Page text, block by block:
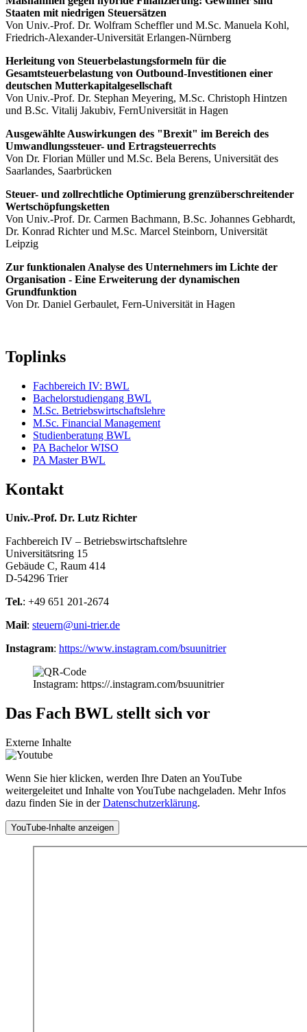
Staaten mit niedrigen Steuersätzen
Von Univ.-Prof. Dr. Wolfram Scheffler und M.Sc. Manuela Kohl,
Friedrich-Alexander-Universität Erlangen-Nürnberg
Herleitung von Steuerbelastungsformeln für die
Gesamtsteuerbelastung von Outbound-Investitionen einer
deutschen Mutterkapitalgesellschaft
Von Univ.-Prof. Dr. Stephan Meyering, M.Sc. Christoph Hintzen
und B.Sc. Vitalij Jakubiv, FernUniversität in Hagen
Ausgewählte Auswirkungen des "Brexit" im Bereich des
Umwandlungssteuer- und Ertragsteuerrechts
Von Dr. Florian Müller und M.Sc. Bela Berens, Universität des
Saarlandes, Saarbrücken
Steuer- und zollrechtliche Optimierung grenzüberschreitender
Wertschöpfungsketten
Von Univ.-Prof. Dr. Carmen Bachmann, B.Sc. Johannes Gebhardt,
Dr. Konrad Richter und M.Sc. Marcel Steinborn, Universität
Leipzig
Zur funktionalen Analyse des Unternehmers im Lichte der
Organisation - Eine Erweiterung der dynamischen
Grundfunktion
Von Dr. Daniel Gerbaulet, Fern-Universität in Hagen
Toplinks
Fachbereich IV: BWL
Bachelorstudiengang BWL
M.Sc. Betriebswirtschaftslehre
M.Sc. Financial Management
Studienberatung BWL
PA Bachelor WISO
PA Master BWL
Kontakt
Univ.-Prof. Dr. Lutz Richter
Fachbereich IV – Betriebswirtschaftslehre
Universitätsring 15
Gebäude C, Raum 414
D-54296 Trier
Tel.: +49 651 201-2674
Mail: steuern@uni-trier.de
Instagram: https://www.instagram.com/bsuunitrier
Instagram: https://.instagram.com/bsuunitrier
Das Fach BWL stellt sich vor
Externe Inhalte
Wenn Sie hier klicken, werden Ihre Daten an YouTube
weitergeleitet und Inhalte von YouTube nachgeladen. Mehr Infos
dazu finden Sie in derDatenschutzerklärung.
YouTube-Inhalte anzeigen